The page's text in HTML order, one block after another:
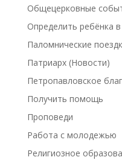
Общецерковные
Определить ребёнка
Паломнические
Патриарх (Новости)
Петропавловское
Получить помощь
Проповеди
Работа с молодежью
Религиозное